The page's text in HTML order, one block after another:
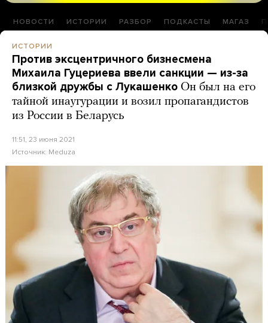
НОВОСТИ ИСТОРИИ РАЗБОР ПОДКАСТЫ МАГАЗ
ИСТОРИИ
Против эксцентричного бизнесмена
Михаила Гуцериева ввели санкции — из-за
близкой дружбы с Лукашенко Он был на его
тайной инаугурации и возил пропагандистов
из России в Беларусь
11:51, 23 июня 2021
Источник: Meduza